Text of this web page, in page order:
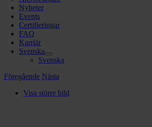
Nyheter
Events
Certifieringar
FAQ
Karriär
Svenska
Svenska
Föregående Nästa
Visa större bild